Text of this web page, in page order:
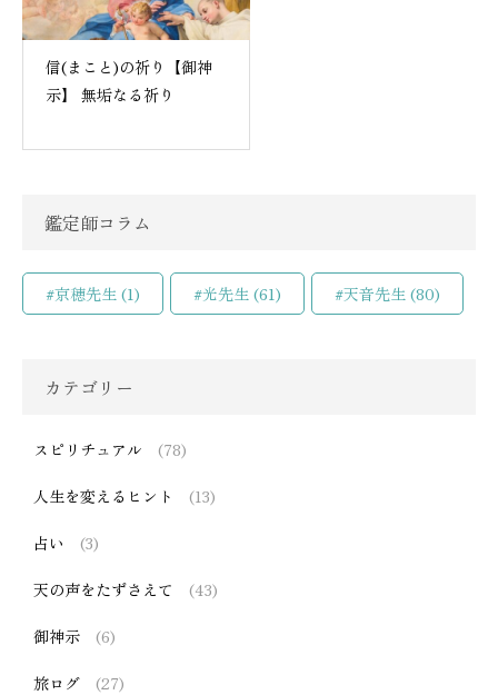
信(まこと)の祈り【御神
示】 無垢なる祈り
鑑定師コラム
#京穂先生 (1) #光先生 (61) #天音先生 (80)
カテゴリー
スピリチュアル (78)
人生を変えるヒント (13)
占い (3)
天の声をたずさえて (43)
御神示 (6)
旅ログ (27)